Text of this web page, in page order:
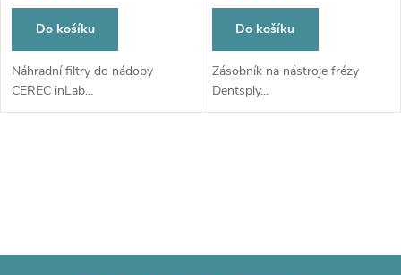
Do košíku
Náhradní filtry do nádoby
CEREC inLab...
Do košíku
Zásobník na nástroje frézy
Dentsply...